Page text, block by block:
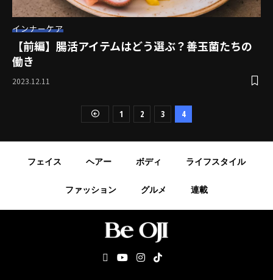
インナーケア
【前編】腸活アイテムはどう選ぶ？善玉菌たちの
働き
2023.12.11
1 2 3 4
フェイス ヘアー ボディ ライフスタイル
ファッション グルメ 連載